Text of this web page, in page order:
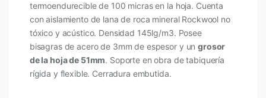
termoendurecible de 100 micras en la hoja. Cuenta
con aislamiento de lana de roca mineral Rockwool no
tóxico y acústico. Densidad 145lg/m3. Posee
bisagras de acero de 3mm de espesor y ungrosor
de la hoja de 51mm. Soporte en obra de tabiquería
rígida y flexible. Cerradura embutida.